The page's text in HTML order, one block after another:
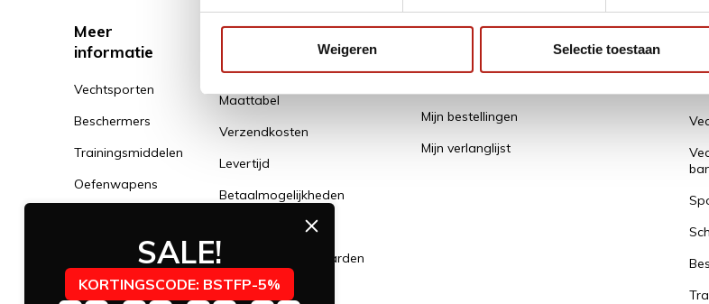
Weigeren Selectie toestaan
Meer
informatie
Vechtsporten
Beschermers
Trainingsmiddelen
Oefenwapens
Banden
Klantenservice
Klantenservice
Maattabel
Verzendkosten
Levertijd
Betaalmogelijkheden
Klachtenservice
Algemene voorwaarden
Privacy Policy
Mijn account
Een account aanmaken / gegevens
Mijn bestellingen
Mijn verlanglijst
SALE!
KORTINGSCODE: BSTFP-5%